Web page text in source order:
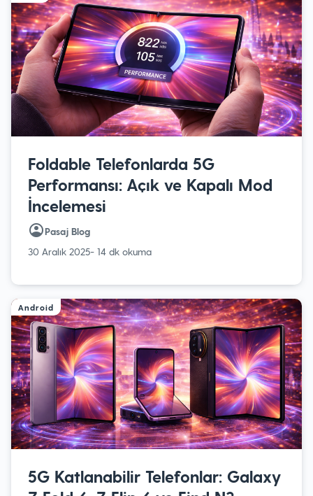
Foldable Telefonlarda 5G
Performansı: Açık ve Kapalı Mod
İncelemesi
Pasaj Blog
30 Aralık 2025- 14 dk okuma
Android
5G Katlanabilir Telefonlar: Galaxy